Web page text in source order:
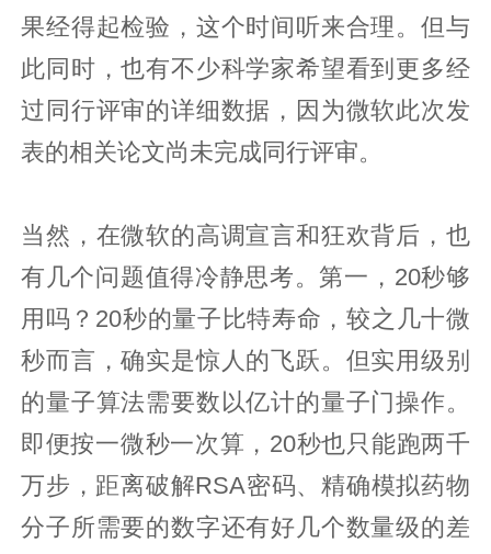
果经得起检验，这个时间听来合理。但与
此同时，也有不少科学家希望看到更多经
过同行评审的详细数据，因为微软此次发
表的相关论文尚未完成同行评审。
当然，在微软的高调宣言和狂欢背后，也
有几个问题值得冷静思考。第一，20秒够
用吗？20秒的量子比特寿命，较之几十微
秒而言，确实是惊人的飞跃。但实用级别
的量子算法需要数以亿计的量子门操作。
即便按一微秒一次算，20秒也只能跑两千
万步，距离破解RSA密码、精确模拟药物
分子所需要的数字还有好几个数量级的差